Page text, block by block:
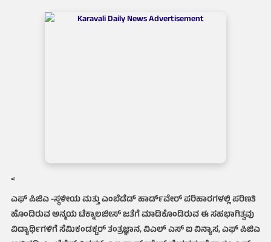
<
ಎಫ್ ಪಿಜಿಎ -ಸ್ಥಳೀಯ ಮತ್ತು ಎಂಬೆಡೆಡ್ ಹಾರ್ಡ್‌ವೇರ್ ಪರಿಹಾರಗಳಲ್ಲಿ ಪರಿಣತಿ
ಹೊಂದಿರುವ ಅನ್ಮಯ ಟೆಕ್ನಾಲಜೀಸ್ ಜತೆಗೆ ಮಾಡಿಕೊಂಡಿರುವ ಈ ಸಹಭಾಗಿತ್ವವು
ವಿದ್ಯಾರ್ಥಿಗಳಿಗೆ ಸೆಮಿಕಂಡಕ್ಟರ್ ತಂತ್ರಜ್ಞಾನ, ವಿಎಲ್ ಎಸ್ ಐ ವಿನ್ಯಾಸ, ಎಫ್ ಪಿಜಿಎ